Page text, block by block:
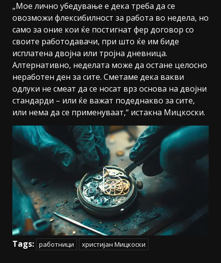
„Мое лично убедување е дека треба да се
овозможи флексибилност за работа во недела, но
само за оние кои ќе постигнат фер договор со
своите работодавачи, при што ќе им биде
исплатена двојна или тројна дневница.
Алтернативно, неделата може да остане целосно
неработен ден за сите. Сметаме дека вакви
одлуки не смеат да се носат врз основа на двојни
стандарди – или ќе важат подеднакво за сите,
или нема да се применуваат,“ истакна Мицкоски.
Tags: работници христијан Мицкоски